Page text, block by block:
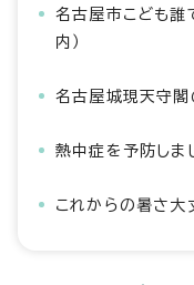
名古屋市こども誰
内）
名古屋城現天守閣
熱中症を予防しま
これからの暑さ大